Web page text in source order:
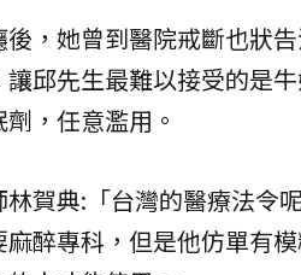
，她曾到醫院戒斷也狀
邱先生最難以接受的是
，任意濫用。
賀典:「台灣的醫療法令
醉專科，但是他仿單有